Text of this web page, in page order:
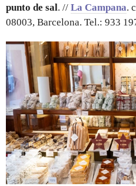
punto de sal. // La Campana.
08003, Barcelona. Tel.: 933